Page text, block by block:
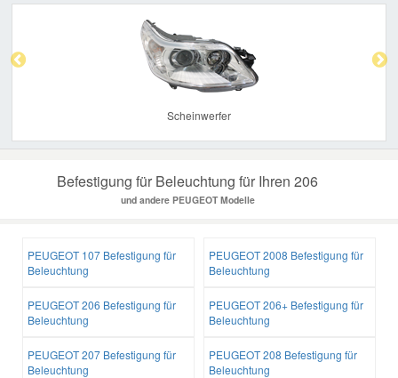
Scheinwerfer
Befestigung für Beleuchtung für Ihren 206
und andere PEUGEOT Modelle
PEUGEOT 107 Befestigung für
Beleuchtung
PEUGEOT 2008 Befestigung für
Beleuchtung
PEUGEOT 206 Befestigung für
Beleuchtung
PEUGEOT 206+ Befestigung für
Beleuchtung
PEUGEOT 207 Befestigung für
Beleuchtung
PEUGEOT 208 Befestigung für
Beleuchtung